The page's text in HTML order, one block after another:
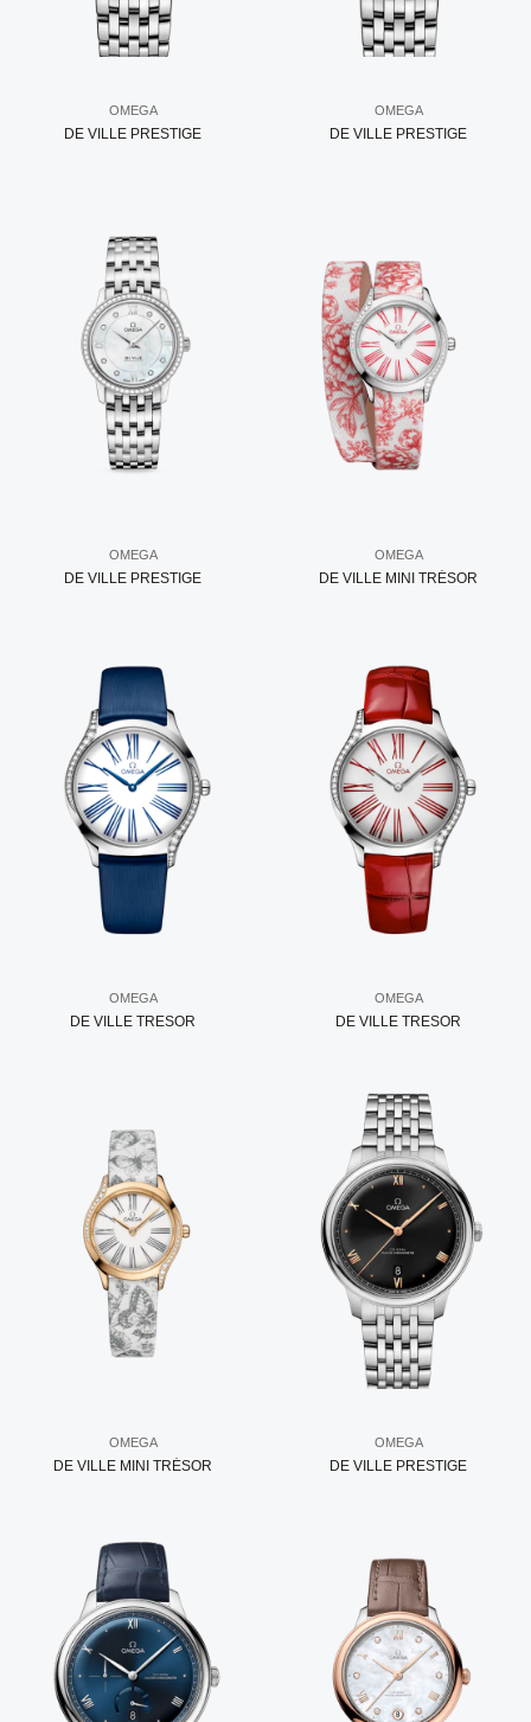
OMEGA
DE VILLE PRESTIGE
OMEGA
DE VILLE PRESTIGE
OMEGA
DE VILLE PRESTIGE
OMEGA
DE VILLE MINI TRÉSOR
OMEGA
DE VILLE TRESOR
OMEGA
DE VILLE TRESOR
OMEGA
DE VILLE MINI TRÉSOR
OMEGA
DE VILLE PRESTIGE